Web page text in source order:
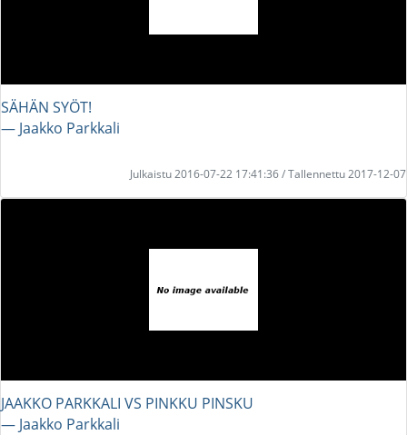
SÄHÄN SYÖT!
― Jaakko Parkkali
Julkaistu 2016-07-22 17:41:36 / Tallennettu 2017-12-07
JAAKKO PARKKALI VS PINKKU PINSKU
― Jaakko Parkkali